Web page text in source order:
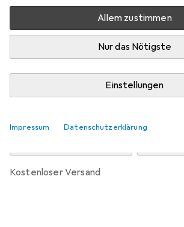
Allem zustimmen
Nur das Nötigste
Einstellungen
Impressum Datenschutzerklärung
Zwischen Fr, 14.8. und Fr, 21.8.
Benachrichtigen, wenn schneller
Lieferort angeben für genaue
kostenloser Versand